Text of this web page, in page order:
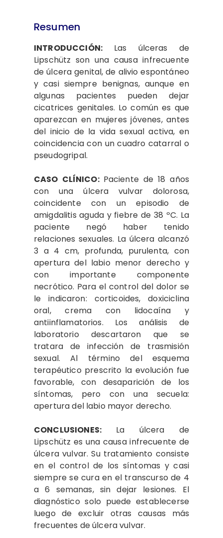
Resumen
INTRODUCCIÓN:Las úlceras de
Lipschütz son una causa infrecuente
de úlcera genital, de alivio espontáneo
y casi siempre benignas, aunque en
algunas pacientes pueden dejar
cicatrices genitales. Lo común es que
aparezcan en mujeres jóvenes, antes
del inicio de la vida sexual activa, en
coincidencia con un cuadro catarral o
pseudogripal.
CASO CLÍNICO: Paciente de 18 años
con una úlcera vulvar dolorosa,
coincidente con un episodio de
amigdalitis aguda y fiebre de 38 ºC. La
paciente negó haber tenido
relaciones sexuales. La úlcera alcanzó
3 a 4 cm, profunda, purulenta, con
apertura del labio menor derecho y
con importante componente
necrótico. Para el control del dolor se
le indicaron: corticoides, doxiciclina
oral, crema con lidocaína y
antiinflamatorios. Los análisis de
laboratorio descartaron que se
tratara de infección de trasmisión
sexual. Al término del esquema
terapéutico prescrito la evolución fue
favorable, con desaparición de los
síntomas, pero con una secuela:
apertura del labio mayor derecho.
CONCLUSIONES:La úlcera de
Lipschütz es una causa infrecuente de
úlcera vulvar. Su tratamiento consiste
en el control de los síntomas y casi
siempre se cura en el transcurso de 4
a 6 semanas, sin dejar lesiones. El
diagnóstico solo puede establecerse
luego de excluir otras causas más
frecuentes de úlcera vulvar.